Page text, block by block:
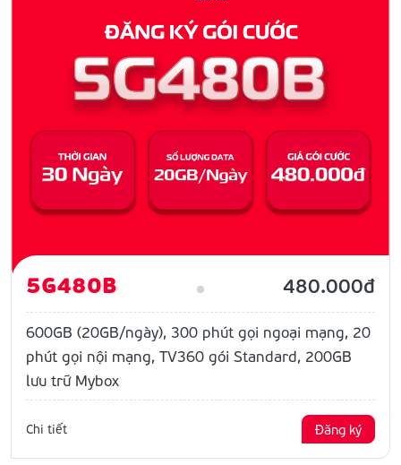
5G480B 480.000đ
600GB (20GB/ngày), 300 phút gọi ngoại mạng, 20
phút gọi nội mạng, TV360 gói Standard, 200GB
lưu trữ Mybox
Chi tiết Đăng ký